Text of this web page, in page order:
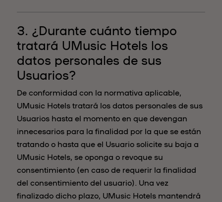
3. ¿Durante cuánto tiempo
tratará UMusic Hotels los
datos personales de sus
Usuarios?
De conformidad con la normativa aplicable,
UMusic Hotels tratará los datos personales de sus
Usuarios hasta el momento en que devengan
innecesarios para la finalidad por la que se están
tratando o hasta que el Usuario solicite su baja a
UMusic Hotels, se oponga o revoque su
consentimiento (en caso de requerir la finalidad
del consentimiento del usuario). Una vez
finalizado dicho plazo, UMusic Hotels mantendrá